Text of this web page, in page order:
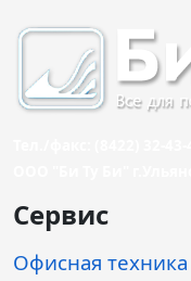
Сервис
Офисная техника